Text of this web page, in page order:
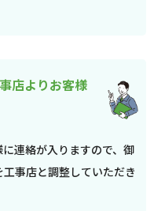
店よりお客様
連絡が入りますので、御
事店と調整していただき